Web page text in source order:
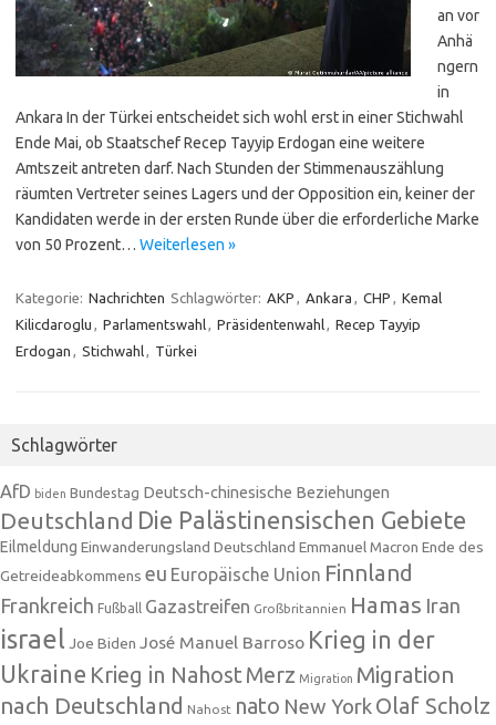
an vor
Anhä
ngern
in
Ankara In der Türkei entscheidet sich wohl erst in einer Stichwahl
Ende Mai, ob Staatschef Recep Tayyip Erdogan eine weitere
Amtszeit antreten darf. Nach Stunden der Stimmenauszählung
räumten Vertreter seines Lagers und der Opposition ein, keiner der
Kandidaten werde in der ersten Runde über die erforderliche Marke
von 50 Prozent… Weiterlesen »
Kategorie: Nachrichten Schlagwörter: AKP , Ankara , CHP , Kemal
Kilicdaroglu , Parlamentswahl, Präsidentenwahl, Recep Tayyip
Erdogan , Stichwahl, Türkei
Schlagwörter
AfD biden Bundestag Deutsch-chinesische Beziehungen
Deutschland Die Palästinensischen Gebiete
Eilmeldung Einwanderungsland Deutschland Emmanuel Macron Ende des
Getreideabkommens eu Europäische Union Finnland
Frankreich Fußball Gazastreifen Großbritannien Hamas Iran
israel Joe Biden José Manuel Barroso Krieg in der
Ukraine Krieg in NahostMerz Migration Migration
nach Deutschland Nahost nato New YorkOlaf Scholz